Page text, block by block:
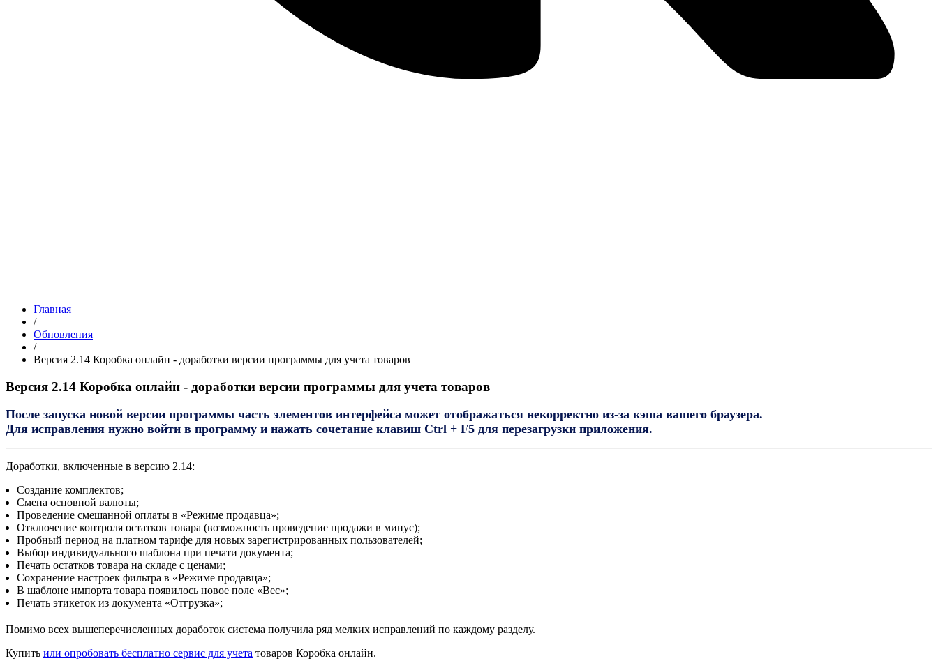
Главная
/
Обновления
/
Версия 2.14 Коробка онлайн - доработки версии программы для учета товаров
Версия 2.14 Коробка онлайн - доработки версии программы для учета товаров
После запуска новой версии программы часть элементов интерфейса может отображаться некорректно из-за кэша вашего браузера.
Для исправления нужно войти в программу и нажать сочетание клавиш Ctrl + F5 для перезагрузки приложения.
Доработки, включенные в версию 2.14:
Создание комплектов;
Смена основной валюты;
Проведение смешанной оплаты в «Режиме продавца»;
Отключение контроля остатков товара (возможность проведение продажи в минус);
Пробный период на платном тарифе для новых зарегистрированных пользователей;
Выбор индивидуального шаблона при печати документа;
Печать остатков товара на складе с ценами;
Сохранение настроек фильтра в «Режиме продавца»;
В шаблоне импорта товара появилось новое поле «Вес»;
Печать этикеток из документа «Отгрузка»;
Помимо всех вышеперечисленных доработок система получила ряд мелких исправлений по каждому разделу.
Купить или опробовать бесплатно сервис для учета товаров Коробка онлайн.